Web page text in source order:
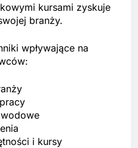
kursami zyskuje
branży.
wpływające na
i kursy